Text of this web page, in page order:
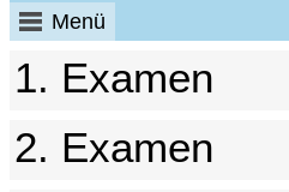
Menü
1. Examen
2. Examen